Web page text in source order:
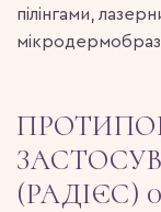
пілінгами,
(РАДІЄС)